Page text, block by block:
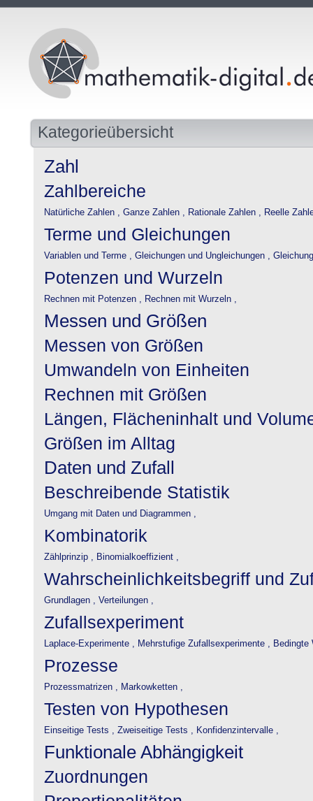
Kategorieübersicht
Zahl
Zahlbereiche
Natürliche Zahlen , Ganze Zahlen , Rationale Zahlen , Reelle
Terme und Gleichungen
Variablen und Terme , Gleichungen und Ungleichungen ,
Potenzen und Wurzeln
Rechnen mit Potenzen , Rechnen mit Wurzeln ,
Messen und Größen
Messen von Größen
Umwandeln von Einheiten
Rechnen mit Größen
Längen, Flächeninhalt und
Größen im Alltag
Daten und Zufall
Beschreibende Statistik
Umgang mit Daten und Diagrammen ,
Kombinatorik
Zählprinzip , Binomialkoeffizient ,
Wahrscheinlichkeitsbegriff und
Grundlagen , Verteilungen ,
Zufallsexperiment
Laplace-Experimente , Mehrstufige Zufallsexperimente , Bedingte
Prozesse
Prozessmatrizen , Markowketten ,
Testen von Hypothesen
Einseitige Tests , Zweiseitige Tests , Konfidenzintervalle ,
Funktionale Abhängigkeit
Zuordnungen